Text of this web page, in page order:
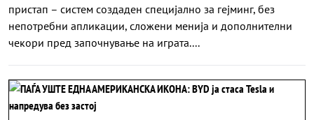
пристап – систем создаден специјално за гејминг, без
непотребни апликации, сложени менија и дополнителни
чекори пред започнување на играта....